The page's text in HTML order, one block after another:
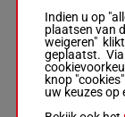
Indien u op
plaatsen van
weigeren"
geplaatst. Via
knop
uw keuzes op